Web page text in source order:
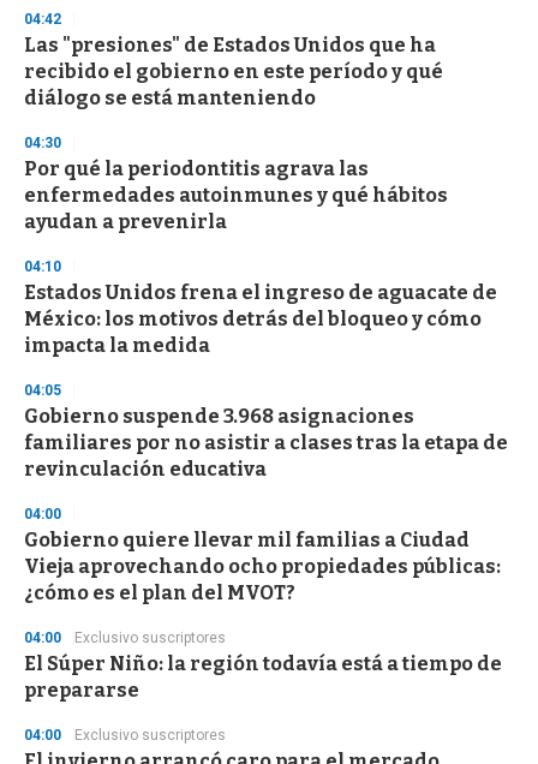
3
s
c
o
d
s
04:42
Las "presiones" de Estados Unidos que ha
recibido el gobierno en este período y qué
diálogo se está manteniendo
04:30
Por qué la periodontitis agrava las
enfermedades autoinmunes y qué hábitos
ayudan a prevenirla
04:10
Estados Unidos frena el ingreso de aguacate de
México: los motivos detrás del bloqueo y cómo
impacta la medida
04:05
Gobierno suspende 3.968 asignaciones
familiares por no asistir a clases tras la etapa de
revinculación educativa
04:00
Gobierno quiere llevar mil familias a Ciudad
Vieja aprovechando ocho propiedades públicas:
¿cómo es el plan del MVOT?
04:00 Exclusivo suscriptores
El Súper Niño: la región todavía está a tiempo de
prepararse
04:00 Exclusivo suscriptores